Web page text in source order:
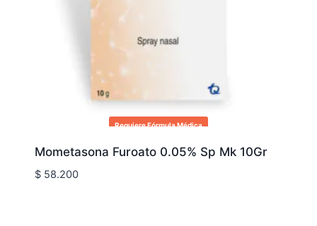
Requiere Fórmula Médica
Mometasona Furoato 0.05% Sp Mk 10Gr
$58.200